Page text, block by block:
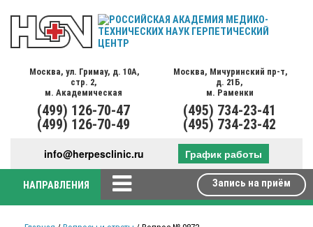
Москва, ул. Гримау, д. 10А,
стр. 2,
м. Академическая
(499) 126-70-47
(499) 126-70-49
Москва, Мичуринский пр-т,
д. 21Б,
м. Раменки
(495) 734-23-41
(495) 734-23-42
info@herpesclinic.ru График работы
НАПРАВЛЕНИЯ Запись на приём